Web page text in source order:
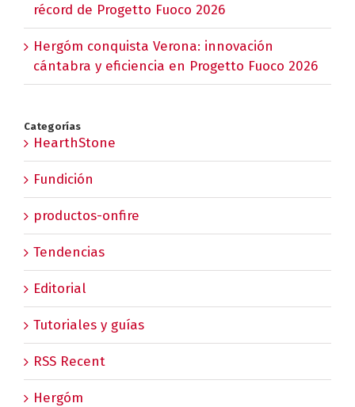
récord de Progetto Fuoco 2026
Hergóm conquista Verona: innovación
cántabra y eficiencia en Progetto Fuoco 2026
Categorías
HearthStone
Fundición
productos-onfire
Tendencias
Editorial
Tutoriales y guías
RSS Recent
Hergóm